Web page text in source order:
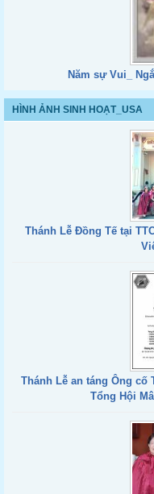
Năm sự Vui_
HÌNH ẢNH SINH HOẠT_USA
Thánh Lễ Đồng Tế tại
Thánh Lễ an táng Ông cố
Tổng Hội